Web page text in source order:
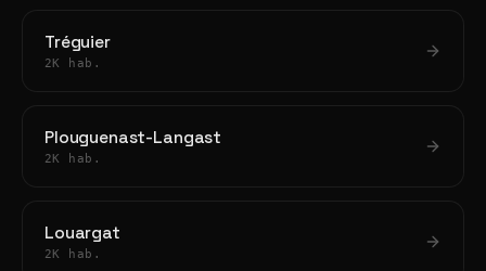
Tréguier
2K hab.
Plouguenast-Langast
2K hab.
Louargat
2K hab.